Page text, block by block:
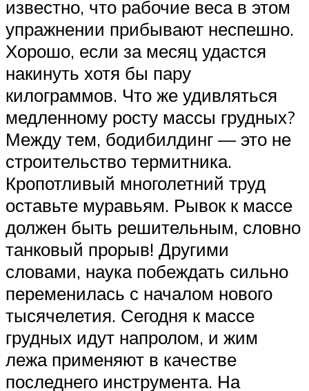
известно, что рабочие веса в этом
упражнении прибывают неспешно.
Хорошо, если за месяц удастся
накинуть хотя бы пару
килограммов. Что же удивляться
медленному росту массы грудных?
Между тем, бодибилдинг — это не
строительство термитника.
Кропотливый многолетний труд
оставьте муравьям. Рывок к массе
должен быть решительным, словно
танковый прорыв! Другими
словами, наука побеждать сильно
переменилась с началом нового
тысячелетия. Сегодня к массе
грудных идут напролом, и жим
лежа применяют в качестве
последнего инструмента. На